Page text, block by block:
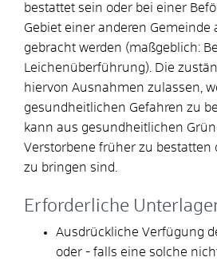
bestattet sein oder bei einer
Gebiet einer anderen Gemeinde
gebracht werden (maßgeblich:
Leichenüberführung). Die
hiervon Ausnahmen zulassen,
gesundheitlichen Gefahren zu
kann aus gesundheitlichen
Verstorbene früher zu bestatten
zu bringen sind.
Erforderliche
Ausdrückliche Verfügung
oder - falls eine solche